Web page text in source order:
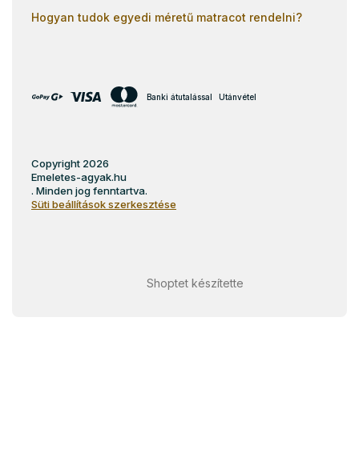
Hogyan tudok egyedi méretű matracot rendelni?
Banki átutalással Utánvétel
Shoptet készítette
Copyright 2026
Emeletes-agyak.hu
. Minden jog fenntartva.
Süti beállítások szerkesztése